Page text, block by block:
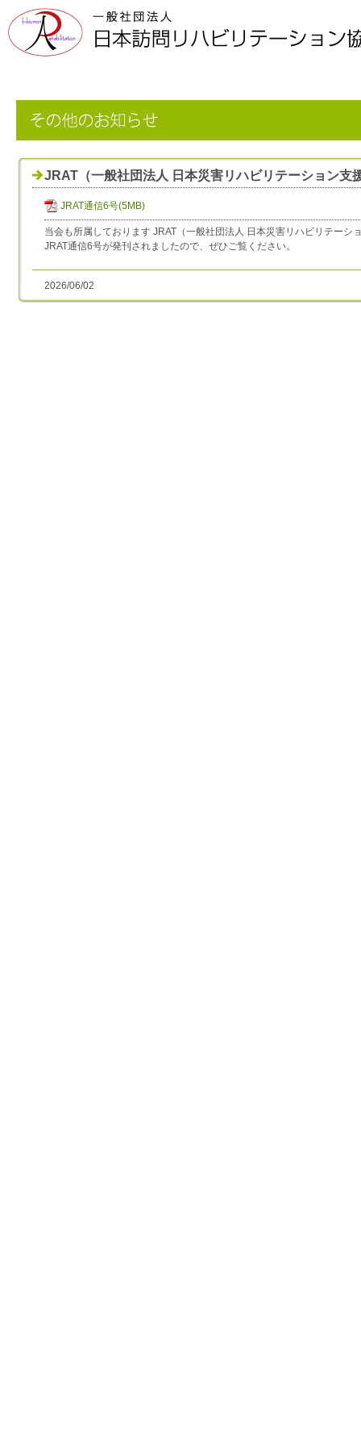
JRAT（一般社団法人 日本災害リハビリテーション支
JRAT通信6号(5MB)
当会も所属しております JRAT（一般社団法人 日本災害リハビリテーシ
JRAT通信6号が発刊されましたので、ぜひご覧ください。
2026/06/02